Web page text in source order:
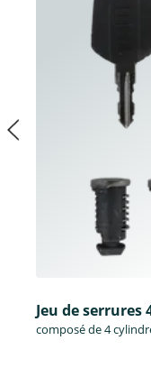
Jeu de serrures
composé de 4